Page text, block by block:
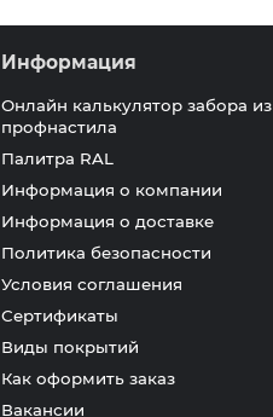
Информация
Онлайн калькулятор забора из
профнастила
Палитра RAL
Информация о компании
Информация о доставке
Политика безопасности
Условия соглашения
Сертификаты
Виды покрытий
Как оформить заказ
Вакансии